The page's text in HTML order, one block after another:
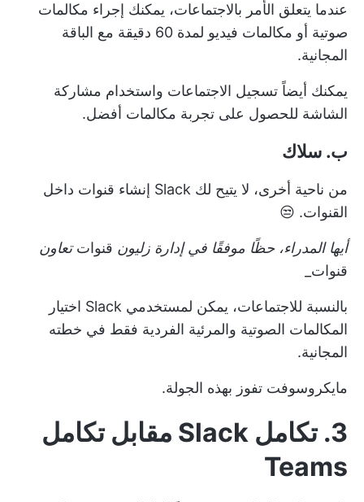
عندما يتعلق الأمر بالاجتماعات، يمكنك إجراء مكالمات
صوتية أو مكالمات فيديو لمدة 60 دقيقة مع الباقة
المجانية.
يمكنك أيضاً تسجيل الاجتماعات واستخدام مشاركة
الشاشة للحصول على تجربة مكالمات أفضل.
ب. سلاك
من ناحية أخرى، لا يتيح لك Slack إنشاء قنوات داخل
القنوات. 😒
أيها المدراء، حظًا موفقًا في إدارة زليون قنواتتعاون
قنوات_
بالنسبة للاجتماعات، يمكن لمستخدمي Slack اختيار
المكالمات الصوتية والمرئية الفردية فقط في خطته
المجانية.
مايكروسوفت تفوز بهذه الجولة.
3. تكامل Slack مقابل تكامل
Teams